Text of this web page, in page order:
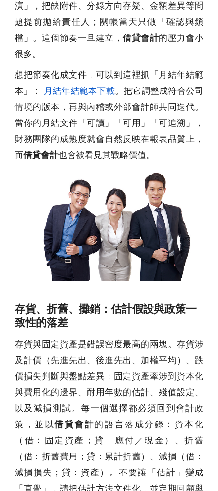
演」，把缺附件、分錄方向存疑、金額差異等問
題提前拋給責任人；關帳當天只做「確認與鎖
檔」。這個節奏一旦建立， 借貸會計的壓力會小
很多。
想把節奏化成文件，可以到這裡抓「月結年結範
本」：
月結年結範本下載。把它調整成符合公司
情境的版本，再與內稽或外部會計師共同迭代。
當你的月結文件「可讀」「可用」「可追溯」，
財務團隊的成熟度就會自然反映在報表品質上，
而借貸會計也會被看見其戰略價值。
存貨、折舊、攤銷：估計假設與政策一
致性的落差
存貨與固定資產是錯誤密度最高的兩塊。存貨涉
及計價（先進先出、後進先出、加權平均）、跌
價損失判斷與盤點差異；固定資產牽涉到資本化
與費用化的邊界、耐用年數的估計、殘值設定、
以及減損測試。每一個選擇都必須回到會計政
策，並以借貸會計的語言落成分錄：資本化
（借：固定資產；貸：應付／現金）、折舊
（借：折舊費用；貸：累計折舊）、減損（借：
減損損失；貸：資產）。不要讓「估計」變成
「直覺」，請把估計方法文件化，並定期回顧與